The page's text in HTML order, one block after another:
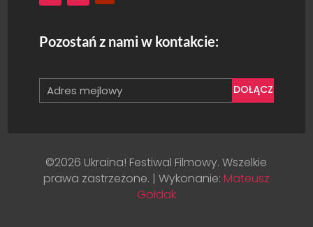
Pozostań z nami w kontakcie:
DOŁĄCZ
©2026 Ukraina! Festiwal Filmowy. Wszelkie
prawa zastrzeżone. | Wykonanie: Mateusz
Gołdak